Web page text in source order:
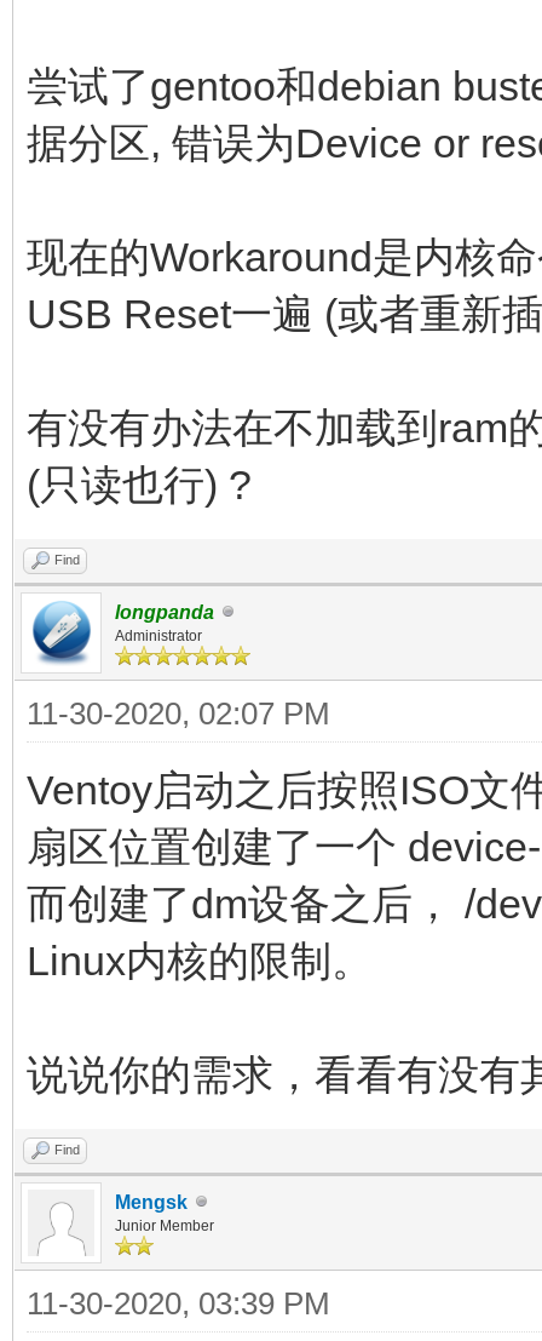
尝试了gentoo和debian
据分区, 错误为Device or
现在的Workaround是内核
USB Reset一遍 (或者重新
有没有办法在不加载到ram
(只读也行) ?
Find
longpanda
Administrator
11-30-2020, 02:07 PM
Ventoy启动之后按照ISO文
扇区位置创建了一个
而创建了dm设备之后， /
Linux内核的限制。
说说你的需求，看看有没有
Find
Mengsk
Junior Member
11-30-2020, 03:39 PM